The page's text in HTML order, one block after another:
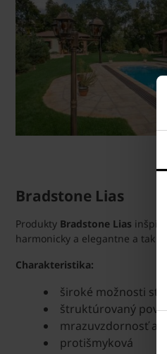
Bradstone Lias
Produkty Bradstone Lias
harmonicky a elegantne a tak
Charakteristika:
široké možnosti
štruktúrovaný
mrazuvzdornosť a
protišmyková